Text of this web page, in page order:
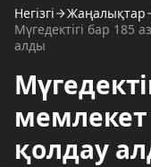
Негізгі
Жаңалықтар
Мүгедектігі бар 185
алды
қолдау